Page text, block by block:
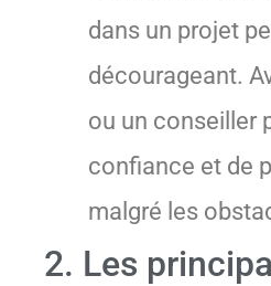
dans un projet
décourageant.
ou un conseiller
confiance et de
malgré les
2. Les